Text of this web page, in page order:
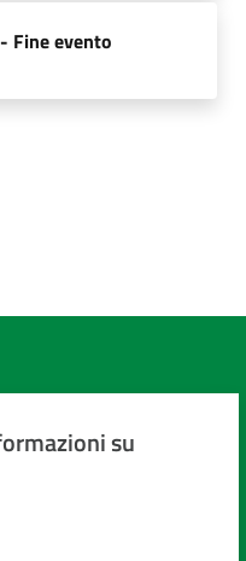
Fine evento
su